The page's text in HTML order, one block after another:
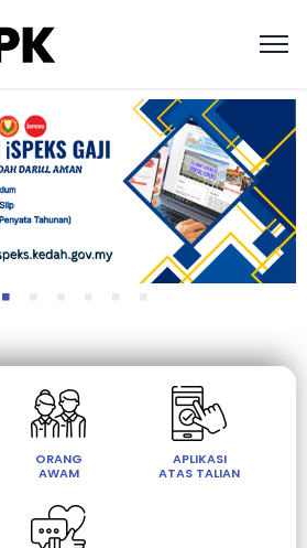
ORANG
AWAM
APLIKASI
ATAS TALIAN